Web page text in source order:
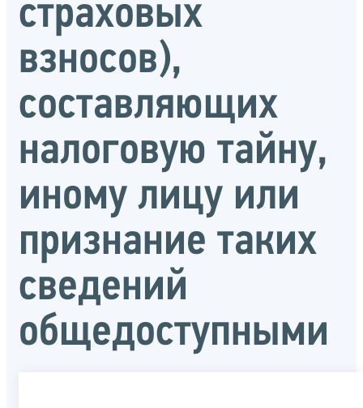
страховых
взносов),
составляющих
налоговую тайну,
иному лицу или
признание таких
сведений
общедоступными